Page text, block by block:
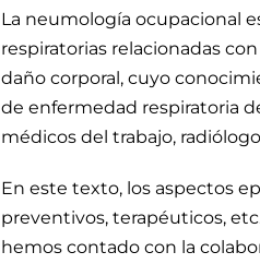
La neumología ocupacional
respiratorias relacionadas
daño corporal, cuyo
de enfermedad respiratoria
médicos del trabajo,
En este texto, los aspectos
preventivos, terapéuticos,
hemos contado con la